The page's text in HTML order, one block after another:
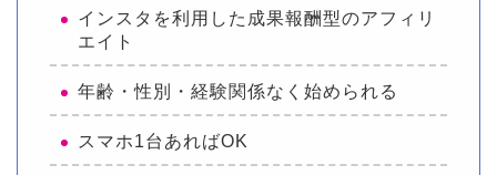
インスタを利用した成果報酬型のアフィリ
エイト
年齢・性別・経験関係なく始められる
スマホ1台あればOK